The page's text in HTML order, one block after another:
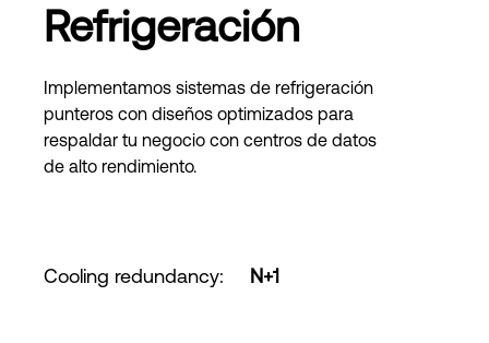
Refrigeración
Implementamos sistemas de refrigeración
punteros con diseños optimizados para
respaldar tu negocio con centros de datos
de alto rendimiento.
Cooling redundancy: N+1